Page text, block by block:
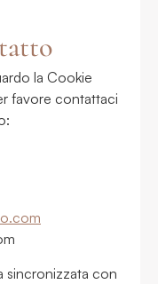
la Cookie
favore contattaci
sincronizzata con